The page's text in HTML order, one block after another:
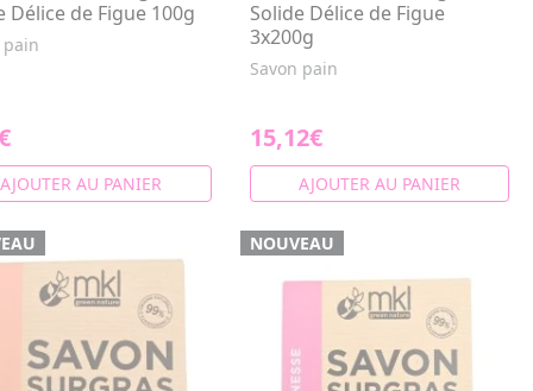
Délice de Figue 100g
pain
AJOUTER AU PANIER
Solide Délice de Figue
3x200g
Savon pain
15,12€
AJOUTER AU PANIER
NOUVEAU